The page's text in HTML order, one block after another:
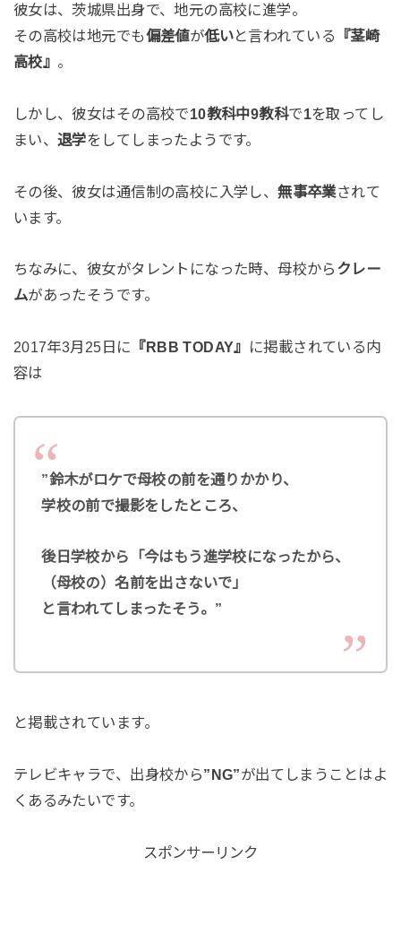
彼女は、茨城県出身で、地元の高校に進学。
その高校は地元でも偏差値が低いと言われている
『茎崎
高校』 。
しかし、彼女はその高校で10教科中9教科で1を取ってし
まい、退学をしてしまったようです。
その後、彼女は通信制の高校に入学し、無事卒業されて
います。
ちなみに、彼女がタレントになった時、母校から クレー
ムがあったそうです。
2017年3月25日に 『RBB TODAY』
に掲載されている内
容は
”鈴木がロケで母校の前を通りかかり、
学校の前で撮影をしたところ、
後日学校から「今はもう進学校になったから、
（母校の）名前を出さないで」
と言われてしまったそう。”
と掲載されています。
テレビキャラで、出身校から”NG”が出てしまうことはよ
くあるみたいです。
スポンサーリンク